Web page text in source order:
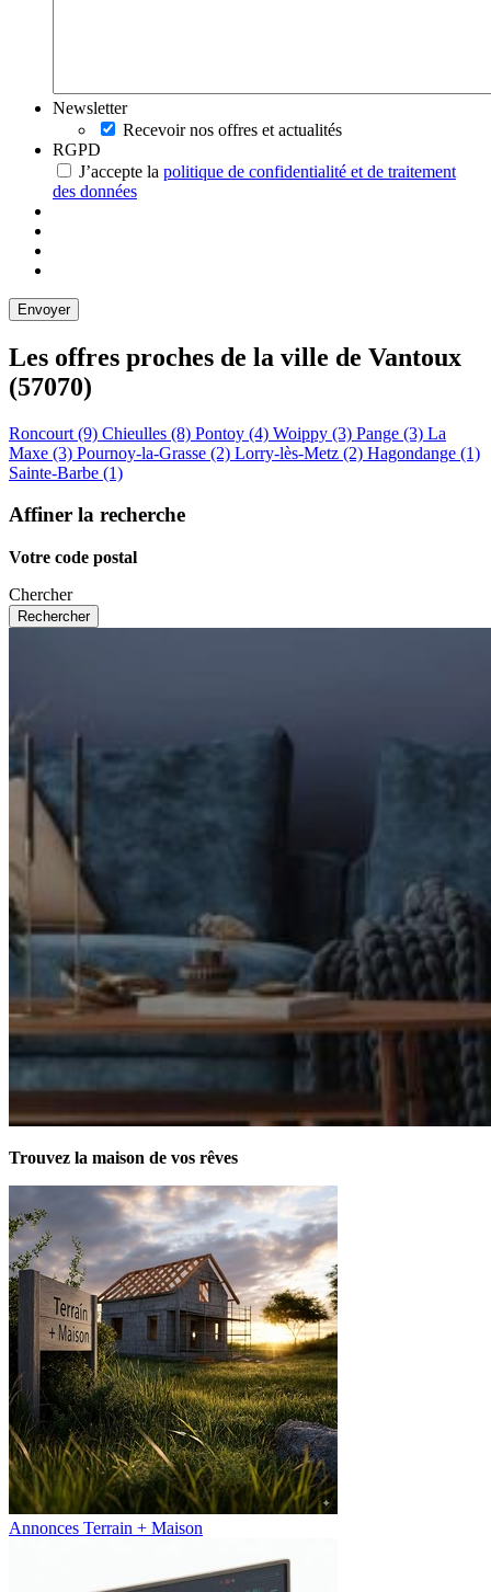
Newsletter
Recevoir nos offres et actualités
RGPD
J’accepte la politique de confidentialité et de traitement
des données
Les offres proches de la ville de Vantoux
(57070)
Roncourt (9) Chieulles (8) Pontoy (4) Woippy (3) Pange (3) La
Maxe (3) Pournoy-la-Grasse (2) Lorry-lès-Metz (2) Hagondange (1)
Sainte-Barbe (1)
Affiner la recherche
Votre code postal
Chercher
Trouvez la maison de vos rêves
Annonces Terrain + Maison